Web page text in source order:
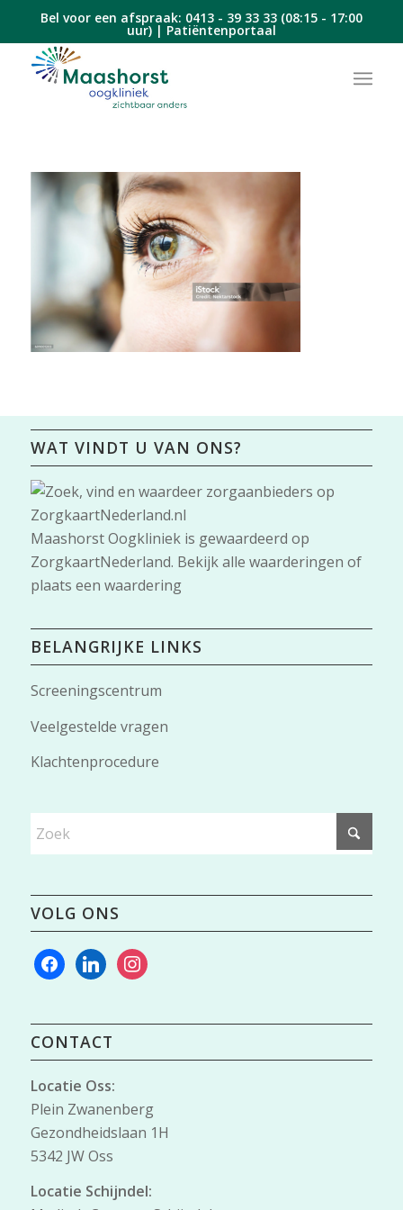
Bel voor een afspraak: 0413 - 39 33 33(08:15 - 17:00
uur) | Patiëntenportaal
WAT VINDT U VAN ONS?
Maashorst Oogkliniekis gewaardeerd op
ZorgkaartNederland. Bekijk alle waarderingen of
plaats een waardering
BELANGRIJKE LINKS
Screeningscentrum
Veelgestelde vragen
Klachtenprocedure
VOLG ONS
facebooklinkedininstagram
CONTACT
Locatie Oss:
Plein Zwanenberg
Gezondheidslaan 1H
5342 JW Oss
Locatie Schijndel: